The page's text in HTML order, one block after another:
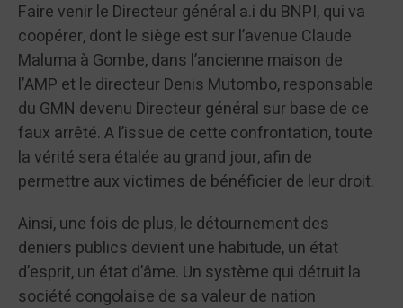
Faire venir le Directeur général a.i du BNPI, qui va
coopérer, dont le siège est sur l’avenue Claude
Maluma à Gombe, dans l’ancienne maison de
l’AMP et le directeur Denis Mutombo, responsable
du GMN devenu Directeur général sur base de ce
faux arrêté. A l’issue de cette confrontation, toute
la vérité sera étalée au grand jour, afin de
permettre aux victimes de bénéficier de leur droit.
Ainsi, une fois de plus, le détournement des
deniers publics devient une habitude, un état
d’esprit, un état d’âme. Un système qui détruit la
société congolaise de sa valeur de nation